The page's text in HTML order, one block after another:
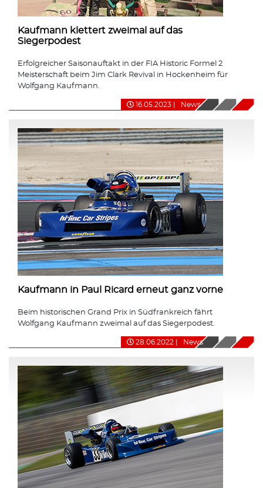
Kaufmann klettert zweimal auf das
Siegerpodest
Erfolgreicher Saisonauftakt in der FIA Historic Formel 2
Meisterschaft beim Jim Clark Revival in Hockenheim für
Wolfgang Kaufmann.
16.05.2023 News
Kaufmann in Paul Ricard erneut ganz vorne
Beim historischen Grand Prix in Südfrankreich fährt
Wolfgang Kaufmann zweimal auf das Siegerpodest.
28.06.2022 News